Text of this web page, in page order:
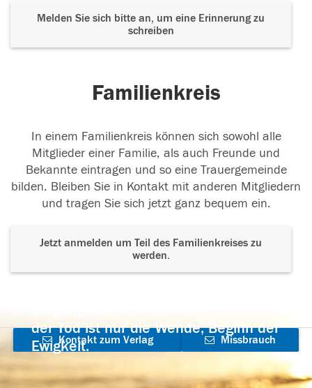
Melden Sie sich bitte an, um eine Erinnerung zu
schreiben
Familienkreis
In einem Familienkreis können sich sowohl alle
Mitglieder einer Familie, als auch Freunde und
Bekannte eintragen und so eine Trauergemeinde
bilden. Bleiben Sie in Kontakt mit anderen Mitgliedern
und tragen Sie sich jetzt ganz bequem ein.
Jetzt anmelden um Teil des Familienkreises zu
werden.
der Tod ist nur die Wende, Beginn der
Ewigkeit.
Kontakt zum Verlag
aufnehmen
Missbrauch